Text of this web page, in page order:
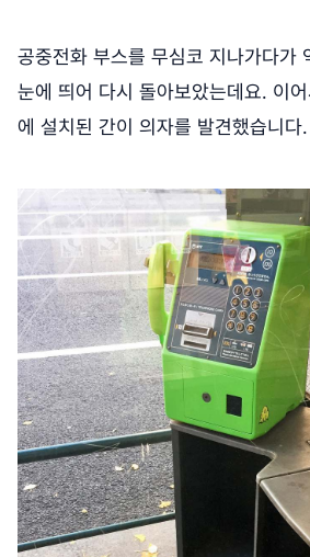
공중전화 부스를 무심코 지나가다가
눈에 띄어 다시 돌아보았는데요. 이
에 설치된 간이 의자를 발견했습니다.